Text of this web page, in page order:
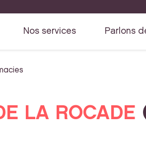
Nos services Parlons
LA ROCADE